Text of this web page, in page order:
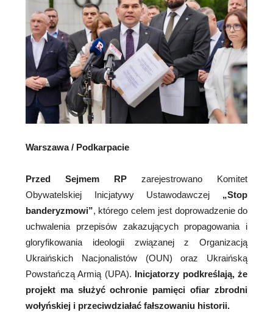
Warszawa / Podkarpacie
Przed Sejmem RP zarejestrowano Komitet
Obywatelskiej Inicjatywy Ustawodawczej „Stop
banderyzmowi”, którego celem jest doprowadzenie do
uchwalenia przepisów zakazujących propagowania i
gloryfikowania ideologii związanej z Organizacją
Ukraińskich Nacjonalistów (OUN) oraz Ukraińską
Powstańczą Armią (UPA). Inicjatorzy podkreślają, że
projekt ma służyć ochronie pamięci ofiar zbrodni
wołyńskiej i przeciwdziałać fałszowaniu historii.